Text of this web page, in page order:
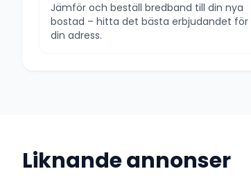
Jämför och beställ bredband till din nya
bostad – hitta det bästa erbjudandet för
din adress.
Liknande annonser